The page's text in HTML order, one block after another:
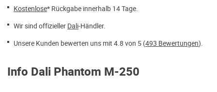
Kostenlose* Rückgabe innerhalb 14 Tage.
Wir sind offizieller Dali-Händler.
Unsere Kunden bewerten uns mit 4.8 von 5 (493 Bewertungen).
Info Dali Phantom M-250